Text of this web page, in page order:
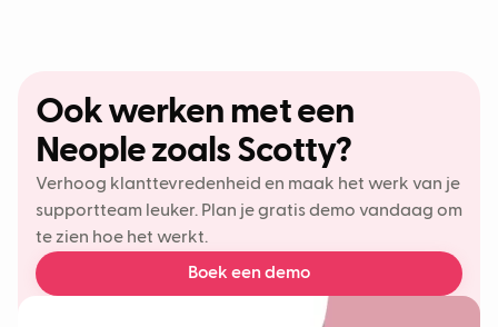
Ook werken met een
Neople zoals Scotty?
Verhoog klanttevredenheid en maak het werk van je
supportteam leuker. Plan je gratis demo vandaag om
te zien hoe het werkt.
Boek een demo